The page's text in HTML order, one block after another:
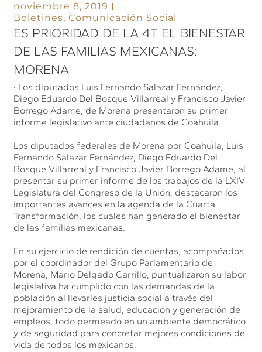
noviembre 8, 2019
Boletines,Comunicación Social
ES PRIORIDAD DE LA 4T EL BIENESTAR
DE LAS FAMILIAS MEXICANAS:
MORENA
· Los diputados Luis Fernando Salazar Fernández,
Diego Eduardo Del Bosque Villarreal y Francisco Javier
Borrego Adame, de Morena presentaron su primer
informe legislativo ante ciudadanos de Coahuila.
Los diputados federales de Morena por Coahuila, Luis
Fernando Salazar Fernández, Diego Eduardo Del
Bosque Villarreal y Francisco Javier Borrego Adame, al
presentar su primer informe de los trabajos de la LXIV
Legislatura del Congreso de la Unión, destacaron los
importantes avances en la agenda de la Cuarta
Transformación, los cuales han generado el bienestar
de las familias mexicanas.
En su ejercicio de rendición de cuentas, acompañados
por el coordinador del Grupo Parlamentario de
Morena, Mario Delgado Carrillo, puntualizaron su labor
legislativa ha cumplido con las demandas de la
población al llevarles justicia social a través del
mejoramiento de la salud, educación y generación de
empleos, todo permeado en un ambiente democrático
y de seguridad para concretar mejores condiciones de
vida de todos los mexicanos.